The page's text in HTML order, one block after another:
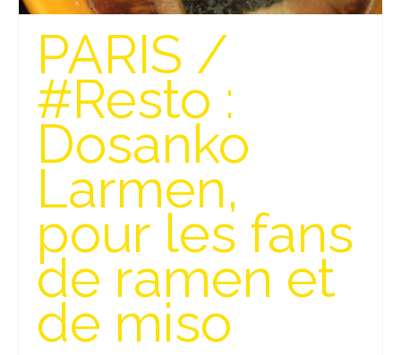
Lac Titicaca
Salar d’Uyuni
Sucre
Paraguay
Pérou
Lac Titicaca
Machu Picchu
PARIS /
#Resto :
Dosanko
Larmen,
pour les fans
de ramen et
de miso